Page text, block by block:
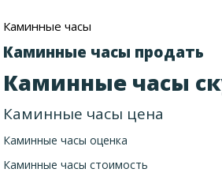
Каминные часы
Каминные часы продать
Каминные часы
Каминные часы цена
Каминные часы оценка
Каминные часы стоимость